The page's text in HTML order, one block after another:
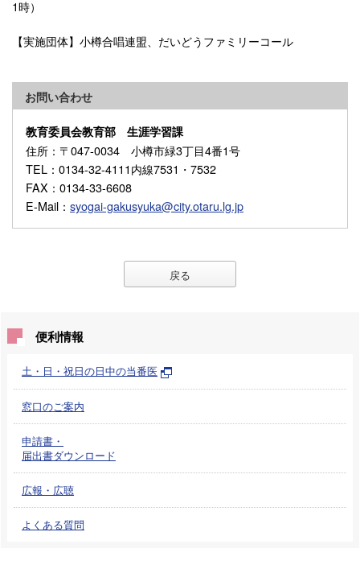
1時）
【実施団体】小樽合唱連盟、だいどうファミリーコール
お問い合わせ
教育委員会教育部 生涯学習課
住所 ：〒047-0034 小樽市緑3丁目4番1号
TEL ：0134-32-4111内線7531・7532
FAX ：0134-33-6608
E-Mail ： syogai-gakusyuka@city.otaru.lg.jp
戻る
便利情報
土・日・祝日の日中の当番医
窓口のご案内
申請書・
届出書ダウンロード
広報・広聴
よくある質問